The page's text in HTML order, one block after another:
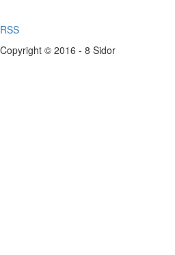
RSS
Copyright © 2016 - 8 Sidor